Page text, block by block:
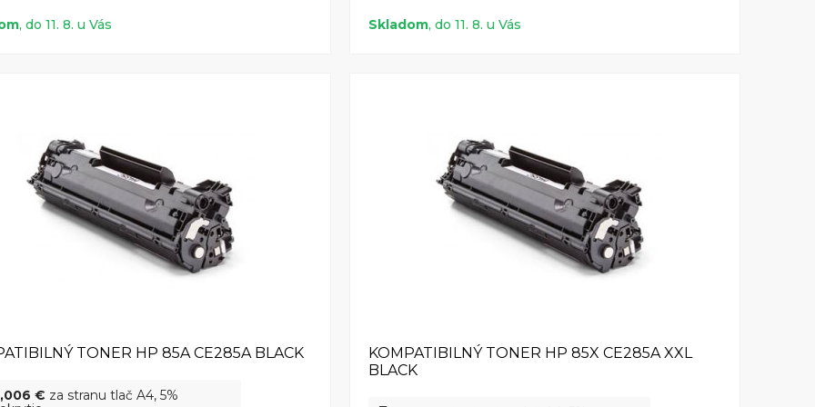
, do 11. 8. u Vás Skladom, do 11. 8. u Vás
TONER HP 85A CE285A BLACK
€ za stranu tlač A4, 5%
KOMPATIBILNÝ TONER HP 85X CE285A XXL
BLACK